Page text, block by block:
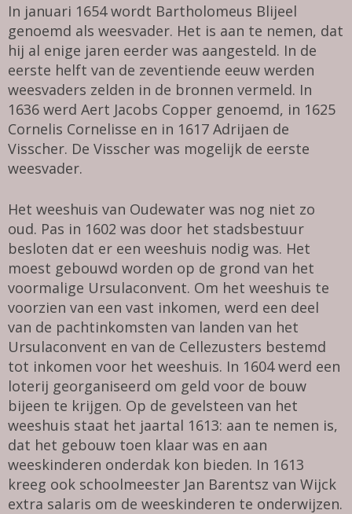
In januari 1654 wordt Bartholomeus Blijeel
genoemd als weesvader. Het is aan te nemen, dat
hij al enige jaren eerder was aangesteld. In de
eerste helft van de zeventiende eeuw werden
weesvaders zelden in de bronnen vermeld. In
1636 werd Aert Jacobs Copper genoemd, in 1625
Cornelis Cornelisse en in 1617 Adrijaen de
Visscher. De Visscher was mogelijk de eerste
weesvader.
Het weeshuis van Oudewater was nog niet zo
oud. Pas in 1602 was door het stadsbestuur
besloten dat er een weeshuis nodig was. Het
moest gebouwd worden op de grond van het
voormalige Ursulaconvent. Om het weeshuis te
voorzien van een vast inkomen, werd een deel
van de pachtinkomsten van landen van het
Ursulaconvent en van de Cellezusters bestemd
tot inkomen voor het weeshuis. In 1604 werd een
loterij georganiseerd om geld voor de bouw
bijeen te krijgen. Op de gevelsteen van het
weeshuis staat het jaartal 1613: aan te nemen is,
dat het gebouw toen klaar was en aan
weeskinderen onderdak kon bieden. In 1613
kreeg ook schoolmeester Jan Barentsz van Wijck
extra salaris om de weeskinderen te onderwijzen.